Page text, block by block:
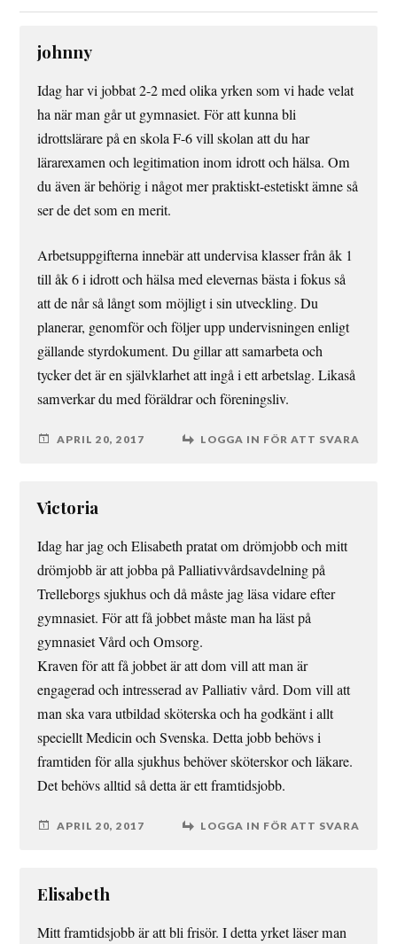
johnny
Idag har vi jobbat 2-2 med olika yrken som vi hade velat
ha när man går ut gymnasiet. För att kunna bli
idrottslärare på en skola F-6 vill skolan att du har
lärarexamen och legitimation inom idrott och hälsa. Om
du även är behörig i något mer praktiskt-estetiskt ämne så
ser de det som en merit.
Arbetsuppgifterna innebär att undervisa klasser från åk 1
till åk 6 i idrott och hälsa med elevernas bästa i fokus så
att de når så långt som möjligt i sin utveckling. Du
planerar, genomför och följer upp undervisningen enligt
gällande styrdokument. Du gillar att samarbeta och
tycker det är en självklarhet att ingå i ett arbetslag. Likaså
samverkar du med föräldrar och föreningsliv.
APRIL 20, 2017 LOGGA IN FÖR ATT SVARA
Victoria
Idag har jag och Elisabeth pratat om drömjobb och mitt
drömjobb är att jobba på Palliativvårdsavdelning på
Trelleborgs sjukhus och då måste jag läsa vidare efter
gymnasiet. För att få jobbet måste man ha läst på
gymnasiet Vård och Omsorg.
Kraven för att få jobbet är att dom vill att man är
engagerad och intresserad av Palliativ vård. Dom vill att
man ska vara utbildad sköterska och ha godkänt i allt
speciellt Medicin och Svenska. Detta jobb behövs i
framtiden för alla sjukhus behöver sköterskor och läkare.
Det behövs alltid så detta är ett framtidsjobb.
APRIL 20, 2017 LOGGA IN FÖR ATT SVARA
Elisabeth
Mitt framtidsjobb är att bli frisör. I detta yrket läser man